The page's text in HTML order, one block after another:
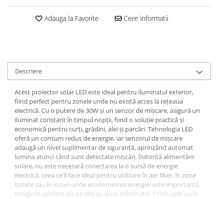
Adauga la Favorite Cere informatii
Descriere
Acest proiector solar LED este ideal pentru iluminatul exterior,
fiind perfect pentru zonele unde nu există acces la rețeaua
electrică. Cu o putere de 30W și un senzor de mișcare, asigură un
iluminat constant în timpul nopții, fiind o soluție practică și
economică pentru curți, grădini, alei și parcări. Tehnologia LED
oferă un consum redus de energie, iar senzorul de mișcare
adaugă un nivel suplimentar de siguranță, aprinzând automat
lumina atunci când sunt detectate mișcări. Datorită alimentării
solare, nu este necesară conectarea la o sursă de energie
electrică, ceea ce îl face ideal pentru utilizare în aer liber, în zone
izolate sau în locuri unde economisirea energiei este importantă.
Imaginile prezentate pe site au scop informativ. Produsele reale